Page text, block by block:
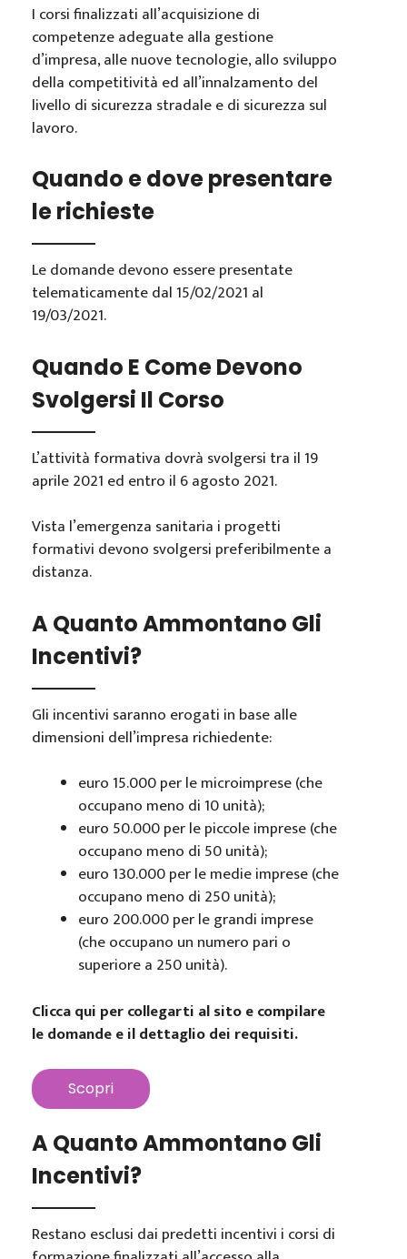
I corsi finalizzati all’acquisizione di
competenze adeguate alla gestione
d’impresa, alle nuove tecnologie, allo sviluppo
della competitività ed all’innalzamento del
livello di sicurezza stradale e di sicurezza sul
lavoro.
Quando e dove presentare
le richieste
Le domande devono essere presentate
telematicamente dal 15/02/2021 al
19/03/2021.
Quando E Come Devono
Svolgersi Il Corso
L’attività formativa dovrà svolgersi tra il 19
aprile 2021 ed entro il 6 agosto 2021.
Vista l’emergenza sanitaria i progetti
formativi devono svolgersi preferibilmente a
distanza.
A Quanto Ammontano Gli
Incentivi?
Gli incentivi saranno erogati in base alle
dimensioni dell’impresa richiedente:
euro 15.000 per le microimprese (che
occupano meno di 10 unità);
euro 50.000 per le piccole imprese (che
occupano meno di 50 unità);
euro 130.000 per le medie imprese (che
occupano meno di 250 unità);
euro 200.000 per le grandi imprese
(che occupano un numero pari o
superiore a 250 unità).
Clicca qui per collegarti al sito e compilare
le domande e il dettaglio dei requisiti.
Scopri
A Quanto Ammontano Gli
Incentivi?
Restano esclusi dai predetti incentivi i corsi di